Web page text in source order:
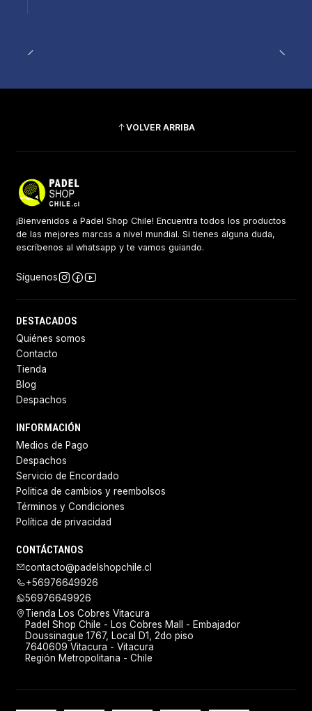
VOLVER ARRIBA
¡Bienvenidos a Padel Shop Chile! Encuentra todos los productos
de las mejores marcas a nivel mundial. Si tienes alguna duda,
escríbenos al whatsapp y te vamos guiando.
Síguenos
DESTACADOS
Quiénes somos
Contacto
Tienda
Blog
Despachos
INFORMACIÓN
Medios de Pago
Despachos
Servicio de Encordado
Politica de cambios y reembolsos
Términos y Condiciones
Política de privacidad
CONTÁCTANOS
contacto@padelshopchile.cl
+56976649926
56976649926
Tienda Los Cobres Vitacura
Padel Shop Chile - Los Cobres Mall - Embajador
Doussinague 1767, Local D1, 2do piso
7640609 Vitacura - Vitacura
Región Metropolitana - Chile